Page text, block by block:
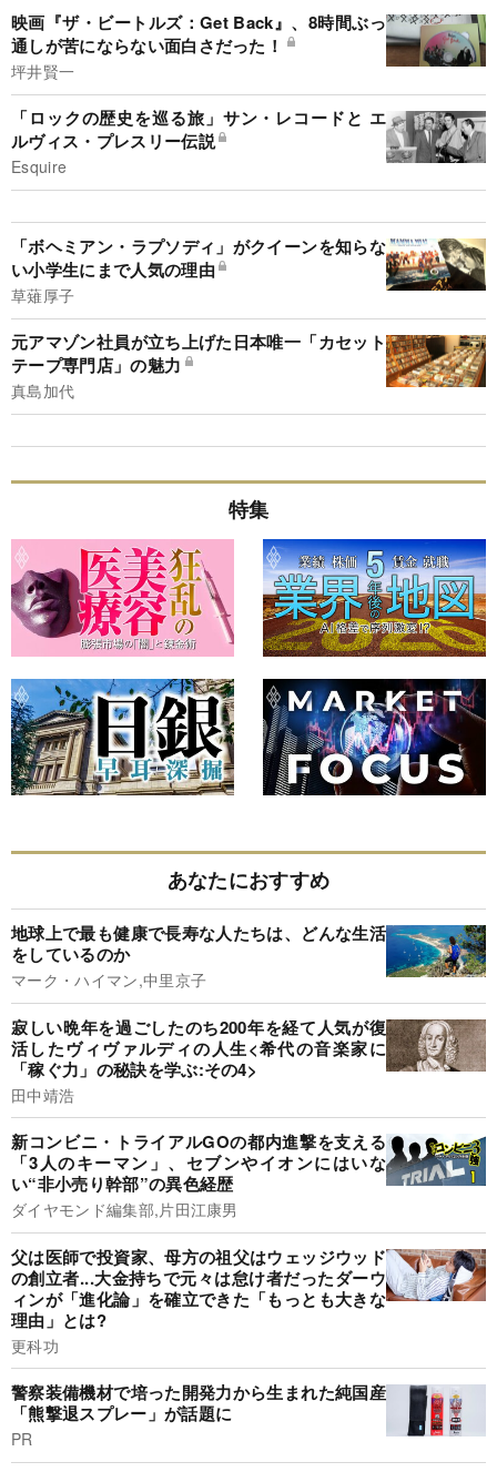
映画『ザ・ビートルズ：Get Back』、8時間ぶっ
通しが苦にならない面白さだった！
坪井賢一
「ロックの歴史を巡る旅」サン・レコードと エ
ルヴィス・プレスリー伝説
Esquire
「ボヘミアン・ラプソディ」がクイーンを知らな
い小学生にまで人気の理由
草薙厚子
元アマゾン社員が立ち上げた日本唯一「カセット
テープ専門店」の魅力
真島加代
特集
あなたにおすすめ
地球上で最も健康で長寿な人たちは、どんな生活
をしているのか
マーク・ハイマン,中里京子
寂しい晩年を過ごしたのち200年を経て人気が復
活したヴィヴァルディの人生<希代の音楽家に
「稼ぐ力」の秘訣を学ぶ:その4>
田中靖浩
新コンビニ・トライアルGOの都内進撃を支える
「3人のキーマン」、セブンやイオンにはいな
い“非小売り幹部”の異色経歴
ダイヤモンド編集部,片田江康男
父は医師で投資家、母方の祖父はウェッジウッド
の創立者...大金持ちで元々は怠け者だったダーウ
ィンが「進化論」を確立できた「もっとも大きな
理由」とは?
更科功
警察装備機材で培った開発力から生まれた純国産
「熊撃退スプレー」が話題に
PR